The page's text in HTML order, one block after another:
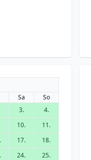
Sa
So
3.
4.
10.
11.
17.
18.
24.
25.